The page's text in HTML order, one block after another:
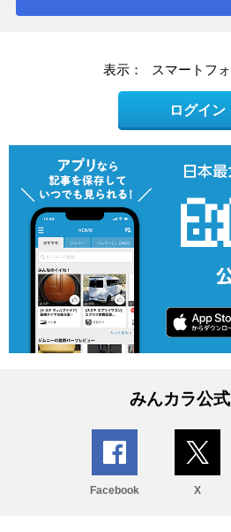
表示： スマートフ
ログイン
みんカラ公
Facebook X